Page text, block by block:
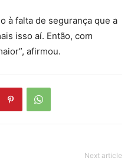
à falta de segurança que a
isso aí. Então, com
afirmou.
Next article